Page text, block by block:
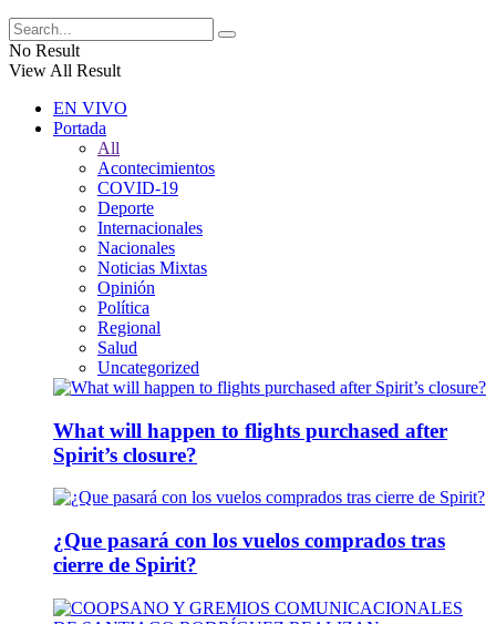
No Result
View All Result
EN VIVO
Portada
All
Acontecimientos
COVID-19
Deporte
Internacionales
Nacionales
Noticias Mixtas
Opinión
Política
Regional
Salud
Uncategorized
What will happen to flights purchased after
Spirit’s closure?
¿Que pasará con los vuelos comprados tras
cierre de Spirit?